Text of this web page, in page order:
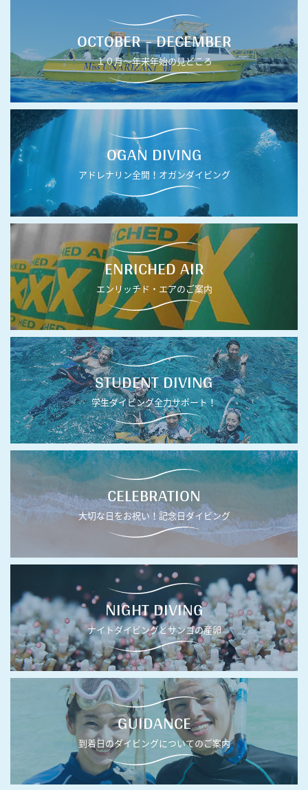
OCTOBER - DECEMBER
１０月〜年末年始の見どころ
OGAN DIVING
アドレナリン全開！オガンダイビング
ENRICHED AIR
エンリッチド・エアのご案内
STUDENT DIVING
学生ダイビング全力サポート！
CELEBRATION
大切な日をお祝い！記念日ダイビング
NIGHT DIVING
ナイトダイビングとサンゴの産卵
GUIDANCE
到着日のダイビングについてのご案内